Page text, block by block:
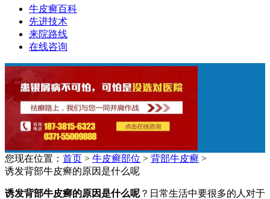
牛皮癣百科
先进技术
来院路线
在线咨询
您现在位置： 首页 > 牛皮癣部位 > 背部牛皮癣 >
诱发背部牛皮癣的原因是什么呢
诱发背部牛皮癣的原因是什么呢？日常生活中要很多的人对于